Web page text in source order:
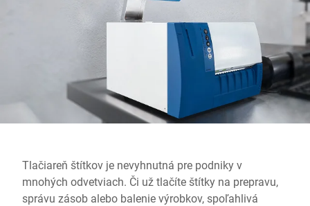
Globálna webová stránka
Tlačiareň štítkov je nevyhnutná pre podniky v
mnohých odvetviach. Či už tlačíte štítky na prepravu,
správu zásob alebo balenie výrobkov, spoľahlivá